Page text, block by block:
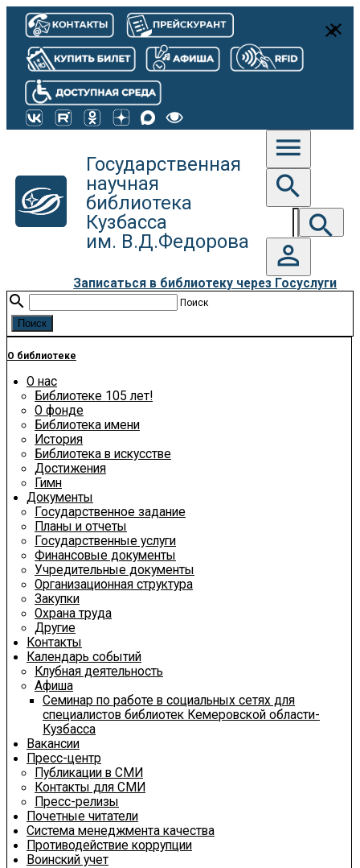
Государственная
научная
библиотека
Кузбасса
им. В.Д.Федорова
menu
search
search
person_outline
Записаться в библиотеку через Госуслуги
close
search Поиск
О библиотеке
О нас
Библиотеке 105 лет!
О фонде
Библиотека имени
История
Библиотека в искусстве
Достижения
Гимн
Документы
Государственное задание
Планы и отчеты
Государственные услуги
Финансовые документы
Учредительные документы
Организационная структура
Закупки
Охрана труда
Другие
Контакты
Календарь событий
Клубная деятельность
Афиша
Семинар по работе в социальных сетях для
специалистов библиотек Кемеровской области-
Кузбасса
Вакансии
Пресс-центр
Публикации в СМИ
Контакты для СМИ
Пресс-релизы
Почетные читатели
Система менеджмента качества
Противодействие коррупции
Воинский учет
close